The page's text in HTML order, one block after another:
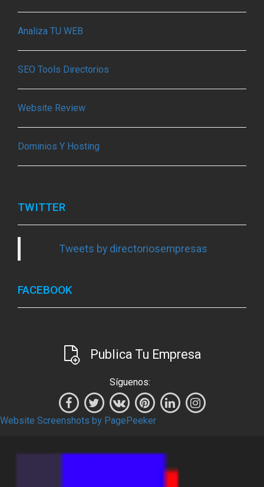
Analiza TU WEB
SEO Tools Directorios
Website Review
Dominios Y Hosting
TWITTER
Tweets by directoriosempresas
FACEBOOK
Publica Tu Empresa
Síguenos:
Website Screenshots by PagePeeker